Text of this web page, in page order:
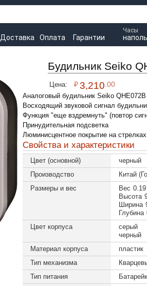
Доставка Оплата Гарантии
Часы
Будильник Seiko
Цена: ₽ 3,210 .00
Аналоговый будильник Seiko
Восходящий звуковой сигнал
Функция "еще вздремнуть" (повтор
Принудительная подсветка
Люминисцентное покрытие на
Свойства и характеристики
Цвет (основной)
черный
Производство
Китай
Размеры и вес
Вес 0.19
Высота
Ширина
Глубина
Цвет корпуса
серый
черный
Материал корпуса
пластик
Тип механизма
Тип питания